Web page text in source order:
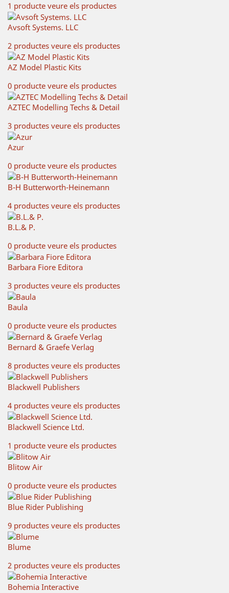
1 producte veure els productes
Avsoft Systems. LLC
2 productes veure els productes
AZ Model Plastic Kits
0 producte veure els productes
AZTEC Modelling Techs & Detail
3 productes veure els productes
Azur
0 producte veure els productes
B-H Butterworth-Heinemann
4 productes veure els productes
B.L.& P.
0 producte veure els productes
Barbara Fiore Editora
3 productes veure els productes
Baula
0 producte veure els productes
Bernard & Graefe Verlag
8 productes veure els productes
Blackwell Publishers
4 productes veure els productes
Blackwell Science Ltd.
1 producte veure els productes
Blitow Air
0 producte veure els productes
Blue Rider Publishing
9 productes veure els productes
Blume
2 productes veure els productes
Bohemia Interactive